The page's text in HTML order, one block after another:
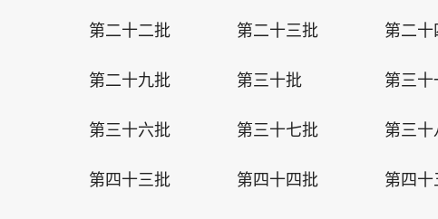
第二十二批 第二十三批 第二十
第二十九批 第三十批 第三十
第三十六批 第三十七批 第三十
第四十三批 第四十四批 第四十